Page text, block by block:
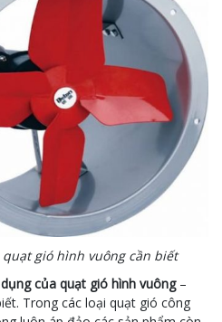
gió hình vuông cần biết
của quạt gió hình vuông–
Trong các loại quạt gió công